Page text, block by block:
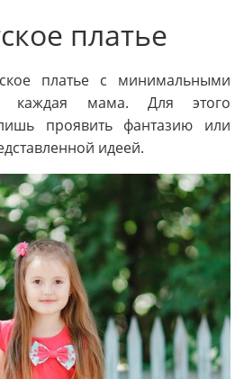
платье
платье с минимальными
каждая мама. Для этого
проявить фантазию или
идеей.